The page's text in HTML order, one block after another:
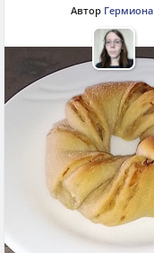
Автор Гермиона